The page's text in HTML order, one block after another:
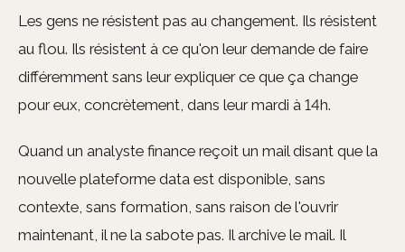
Les gens ne résistent pas au changement. Ils résistent
au flou. Ils résistent à ce qu'on leur demande de faire
différemment sans leur expliquer ce que ça change
pour eux, concrètement, dans leur mardi à 14h.
Quand un analyste finance reçoit un mail disant que la
nouvelle plateforme data est disponible, sans
contexte, sans formation, sans raison de l'ouvrir
maintenant, il ne la sabote pas. Il archive le mail. Il